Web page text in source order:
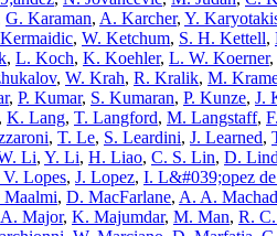
G. Karaman, A. Karcher, Y.
, W. Ketchum, S. H. Kettell,
, L. Koch, K. Koehler, L. W. Koerner,
, W. Krah, R. Kralik, M.
, P. Kumar, S. Kumaran, P. Kunze, J.
, K. Lang, T. Langford, M. Langstaff,
, T. Le, S. Leardini, J. Learned,
Li, Y. Li, H. Liao, C. S. Lin, D.
V. Lopes, J. Lopez, I. L&#039;opez
Maalmi, D. MacFarlane, A. A.
A. Major, K. Majumdar, M. Man, R.